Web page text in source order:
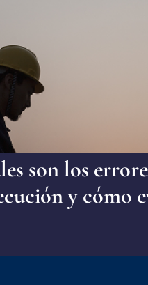
son los
y cómo